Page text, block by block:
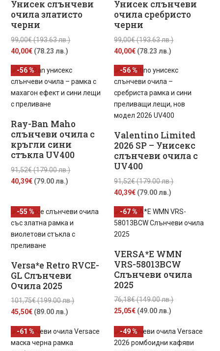
Унисек слънчеви
очила златисто
черни
99,00€(193.63 лв.)Original
99,00€
(193.63
лв.).
40,00€ (78.23 лв.)
е:
40,00€
(78.23
Унисек слънчеви
очила сребристо
черни
99,00€(193.63 лв.)Original
99,00€
лв.).
40,00€ (78.23 лв.)
е:
40,00€
(78.23
лв.).
Ray-Ban Maho
слънчеви очила с
кръгли сини
стъкла UV400
91,52€(179.00 лв.)Original
(179.00
лв.).
40,39€ (79.00 лв.)
40,39€
(79.00
лв.).
-56 %
Valentino Limited
2026 SP – Унисекс
слънчеви очила с
UV400
91,52€(179.00 лв.)Original
91,52€
(179.00
40,39€ (79.00 лв.)
е:
40,39€
-56 %
Versa*e Retro RVCE-
GL Слънчеви
Очила 2025
101,75€(199.00 лв.)Original
101,75€
45,50€ (89.00 лв.)
е:
45,50€
-55 %
VERSA*E WMN
VRS-58013BCW
Слънчеви очила
2025
76,18€(149.00 лв.)Original
76,18€
(149.00
25,05€ (49.00 лв.)
е:
25,05€
-67 %
-61 % -49 %